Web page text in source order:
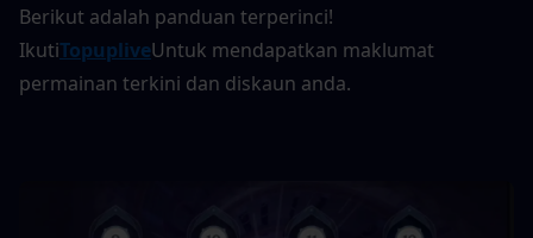
Berikut adalah panduan terperinci!
IkutiTopupliveUntuk mendapatkan maklumat
permainan terkini dan diskaun anda.